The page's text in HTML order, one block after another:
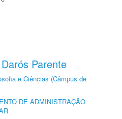
Parente
e Ciências (Câmpus de
DE ADMINISTRAÇÃO